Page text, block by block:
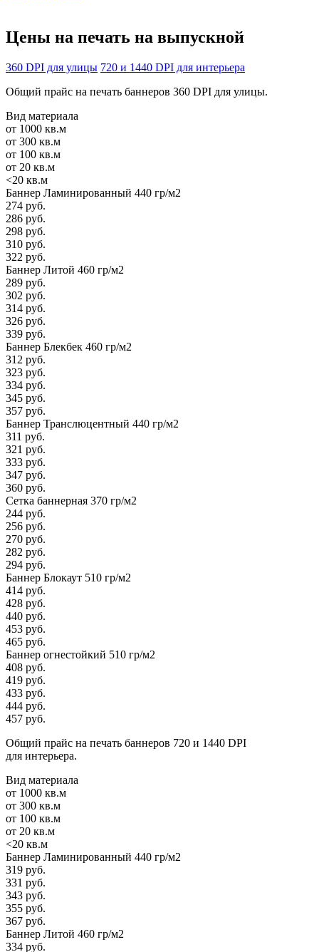
Цены на печать на выпускной
360 DPI для улицы 720 и 1440 DPI для интерьера
Общий прайс на печать баннеров 360 DPI для улицы.
Вид материала
от 1000 кв.м
от 300 кв.м
от 100 кв.м
от 20 кв.м
<20 кв.м
Баннер Ламинированный 440 гр/м2
274 руб.
286 руб.
298 руб.
310 руб.
322 руб.
Баннер Литой 460 гр/м2
289 руб.
302 руб.
314 руб.
326 руб.
339 руб.
Баннер Блекбек 460 гр/м2
312 руб.
323 руб.
334 руб.
345 руб.
357 руб.
Баннер Транслюцентный 440 гр/м2
311 руб.
321 руб.
333 руб.
347 руб.
360 руб.
Сетка баннерная 370 гр/м2
244 руб.
256 руб.
270 руб.
282 руб.
294 руб.
Баннер Блокаут 510 гр/м2
414 руб.
428 руб.
440 руб.
453 руб.
465 руб.
Баннер огнестойкий 510 гр/м2
408 руб.
419 руб.
433 руб.
444 руб.
457 руб.
Общий прайс на печать баннеров 720 и 1440 DPI
для интерьера.
Вид материала
от 1000 кв.м
от 300 кв.м
от 100 кв.м
от 20 кв.м
<20 кв.м
Баннер Ламинированный 440 гр/м2
319 руб.
331 руб.
343 руб.
355 руб.
367 руб.
Баннер Литой 460 гр/м2
334 руб.